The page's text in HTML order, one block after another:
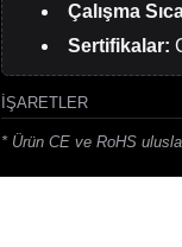
Çalışma
Sertifikalar:
İŞARETLER
* Ürün CE ve RoHS